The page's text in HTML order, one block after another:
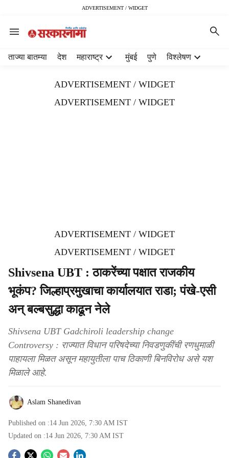
ADVERTISEMENT / WIDGET
ताज्या बातम्या देश महाराष्ट्र मुंबई पुणे विश्लेषण
ADVERTISEMENT / WIDGET
ADVERTISEMENT / WIDGET
ADVERTISEMENT / WIDGET
ADVERTISEMENT / WIDGET
Shivsena UBT : ठाकरेंच्या पक्षात राजकीय
भूकंप? जिल्हाप्रमुखाचा कार्यालयात राडा; पंखे-एसी
अन् बल्बसुद्धा काढून नेले
Shivsena UBT Gadchiroli leadership change
Controversy : राज्यात विधान परिषदेच्या निवडणुकींची रणधुमाळी
पाहायला मिळत असून महायुतीला पाच ठिकाणी बिनविरोध असे यश
मिळाले आहे.
Aslam Shanedivan
Published on :14 Jun 2026, 7:30 AM IST
Updated on :14 Jun 2026, 7:30 AM IST